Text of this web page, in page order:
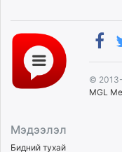
©
MGL
Мэдээлэл
Бидний тухай